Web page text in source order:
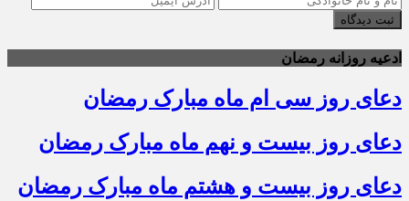
ثبت دیدگاه
ادعیه روزانه رمضان
دعای روز سی ام ماه مبارک رمضان
دعای روز بیست و نهم ماه مبارک رمضان
دعای روز بیست و هشتم ماه مبارک رمضان